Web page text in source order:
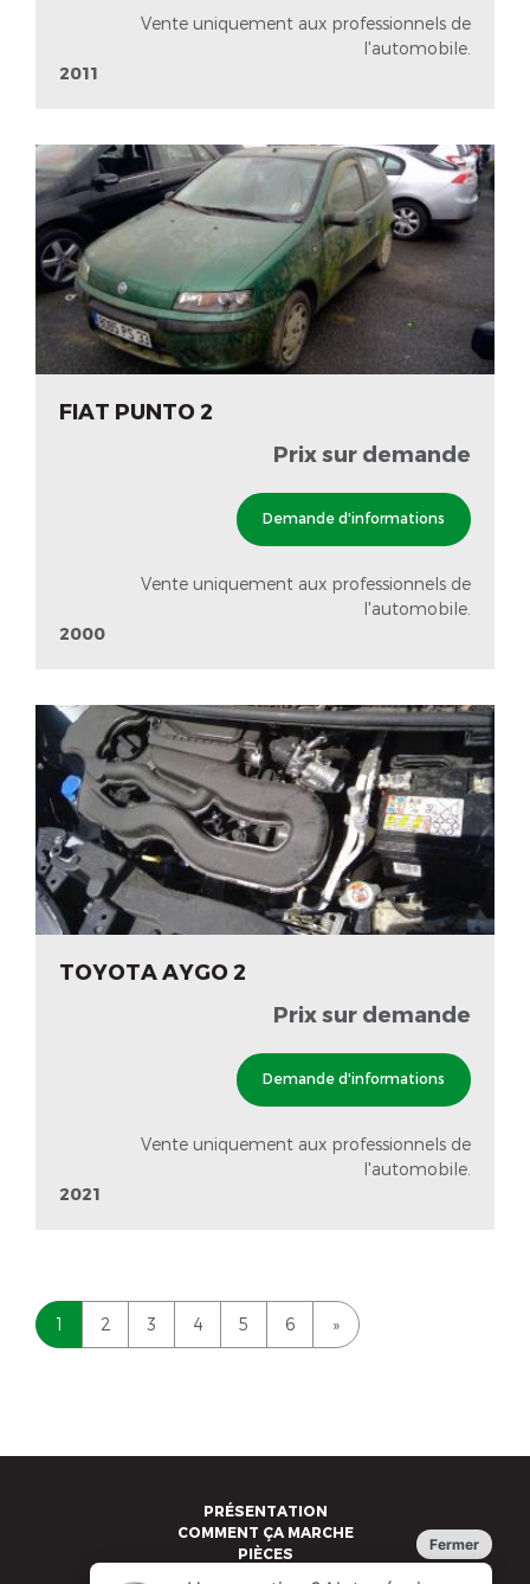
Vente uniquement aux professionnels de
l'automobile.
2011
FIAT PUNTO 2
Prix sur demande
Demande d'informations
Vente uniquement aux professionnels de
l'automobile.
2000
TOYOTA AYGO 2
Prix sur demande
Demande d'informations
Vente uniquement aux professionnels de
l'automobile.
2021
1 2 3 4 5 6 »
PRÉSENTATION
COMMENT ÇA MARCHE
PIÈCES